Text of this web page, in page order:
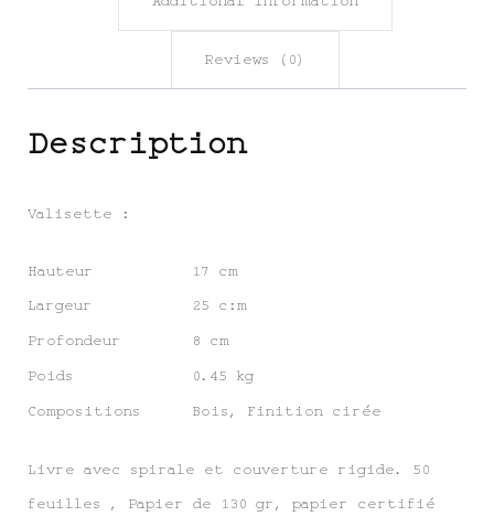
Reviews (0)
Description
Valisette :
Hauteur 17 cm
Largeur 25 c:m
Profondeur 8 cm
Poids 0.45 kg
Compositions Bois, Finition cirée
Livre avec spirale et couverture rigide. 50
feuilles , Papier de 130 gr, papier certifié